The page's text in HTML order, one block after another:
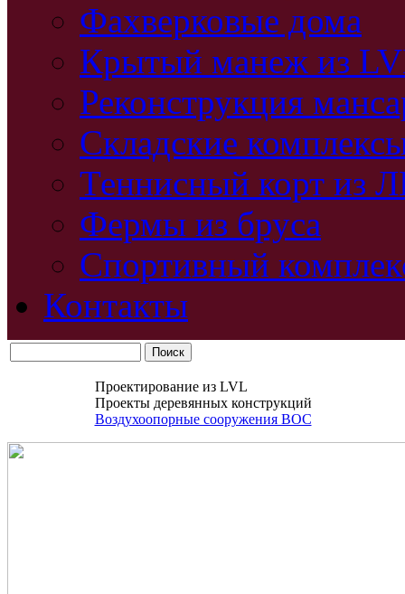
Фахверковые дома
Крытый манеж из
Реконструкция
Складские
Теннисный корт из
Фермы из бруса
Спортивный
Контакты
Проектирование из LVL
Проекты деревянных конструкций
Воздухоопорные сооружения ВОС